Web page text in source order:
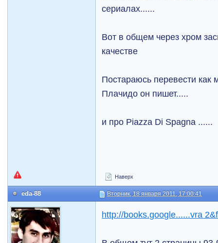
сериалах......
Вот в общем через хром
качестве
Постараюсь перевести
Плачидо он пишет.....
и про Piazza Di Spagna ......
Наверх
eda-88 Вторник, 18 января 2011, 17:00:41
http://books.google......vra